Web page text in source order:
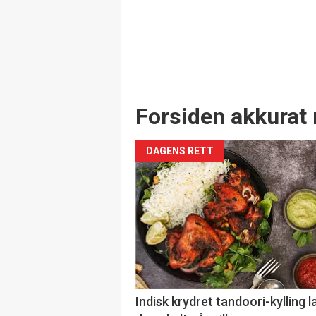
Forsiden akkurat
DAGENS RETT
Indisk krydret tandoori-kylling